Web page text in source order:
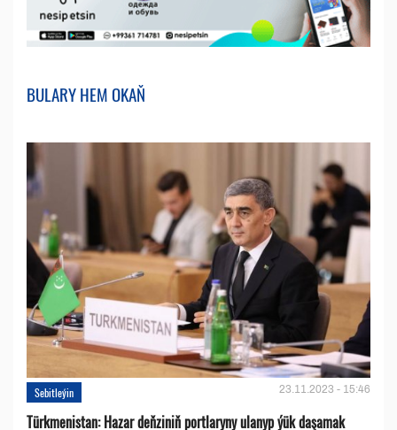
BULARY HEM OKAŇ
Sebitleýin 23.11.2023 - 15:46
Türkmenistan: Hazar deňziniň portlaryny ulanyp ýük daşamak